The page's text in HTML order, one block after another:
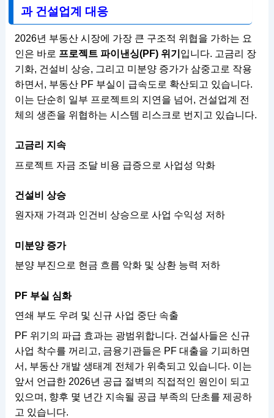
과 건설업계 대응
2026년 부동산 시장에 가장 큰 구조적 위협을 가하는 요
인은 바로 프로젝트 파이낸싱(PF) 위기 입니다. 고금리 장
기화, 건설비 상승, 그리고 미분양 증가가 삼중고로 작용
하면서, 부동산 PF 부실이 급속도로 확산되고 있습니다.
이는 단순히 일부 프로젝트의 지연을 넘어, 건설업계 전
체의 생존을 위협하는 시스템 리스크로 번지고 있습니다.
고금리 지속
프로젝트 자금 조달 비용 급증으로 사업성 악화
건설비 상승
원자재 가격과 인건비 상승으로 사업 수익성 저하
미분양 증가
분양 부진으로 현금 흐름 악화 및 상환 능력 저하
PF 부실 심화
연쇄 부도 우려 및 신규 사업 중단 속출
PF 위기의 파급 효과는 광범위합니다. 건설사들은 신규
사업 착수를 꺼리고, 금융기관들은 PF 대출을 기피하면
서, 부동산 개발 생태계 전체가 위축되고 있습니다. 이는
앞서 언급한 2026년 공급 절벽의 직접적인 원인이 되고
있으며, 향후 몇 년간 지속될 공급 부족의 단초를 제공하
고 있습니다.